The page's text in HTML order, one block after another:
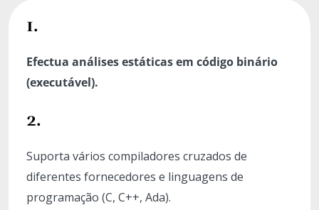
1.
Efectua análises estáticas em código binário
(executável).
2.
Suporta vários compiladores cruzados de
diferentes fornecedores e linguagens de
programação (C, C++, Ada).